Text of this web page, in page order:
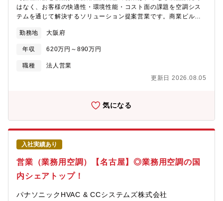
善・適切なフォロー先クリニックを繋げるSaaS事業の開発や、検
査・治療時のインフォームドコンセントのDX化を行う事業の開発
市・拡大を行うべく、この新規事業開発を強力に推進していきま
療資源をつなぎ・互いの連携を深めることで医療機関の持続的な
発展を実現し、患者が最適な医療を受けられる世界をつくる医師
を開発し、医療現場／患者さんにダイレクトに価値提供をし、地
が認められ、年々顧客数は増加の一途を辿っており、現在ではナ
ショナルセンター・大学病院をはじめ累計約60施設の病院経営を
支援しています。■挑戦②：さらなる新規事業開発を通じて数十億
円規模のビジネス創出昨年度より、急性期病院における治療が終
の改善・適切なフォロー先クリニックを繋げるSaaS事業の開発
の開発を進めています。診療報酬改定の後押しもある中で、早期
に上市・拡大を行うべく、この新規事業開発を強力に推進してい
ーとの交渉・調整能力■顧客の課題を特定し、解決に導くソリュー
はなく、お客様の快適性・環境性能・コスト面の課題を空調シス
テムを通じて解決するソリューション提案営業です。商業ビル、
に、建物の用途や使用環境を踏まえ、長寿命・省エネ・安定稼働
を考慮した空調・換気システムの提案を行います。施主・設計事
務所・施工会社など関係者と連携し、仕様検討から導入を見据え
た提案までを担う役割です。【具体的な仕事内容】＜取り扱い商
（GHP）／吸収式冷凍機＜主な業務内容＞ ・業務用空調・換気
スペックイン営業および、サブコン・エネルギー会社向けの物件
別営業 ・ゼネコンに対する階層別営業（本支店・現場）および
スペックイン提案 ・パナソニックグループとしての強み・ネッ
トワークを活かした、施主への直接営業や指名獲得を目的とした
上流営業【募集背景】空調営業において、施主・設計事務所への
上流営業（スペックイン／指名獲得）の強化は、売上拡大・市場
占有率向上に直結する最重要テーマです。加えてガス会社向け営
業、代理店向けルート営業のさらなる拡充により、事業成長を加
速させていく必要があります。一方で、今後はベテラン社員の定
ウを次世代に継承するフェーズに入ってきます。そのため、即戦
勤務地 大阪府
年収 620万円～890万円
職種
法人営業
更新日 2026.08.05
気になる
入社実績あり
営業（業務用空調）【名古屋】◎業務用空調の国
内シェアトップ！
パナソニックHVAC & CCシステムズ株式会社